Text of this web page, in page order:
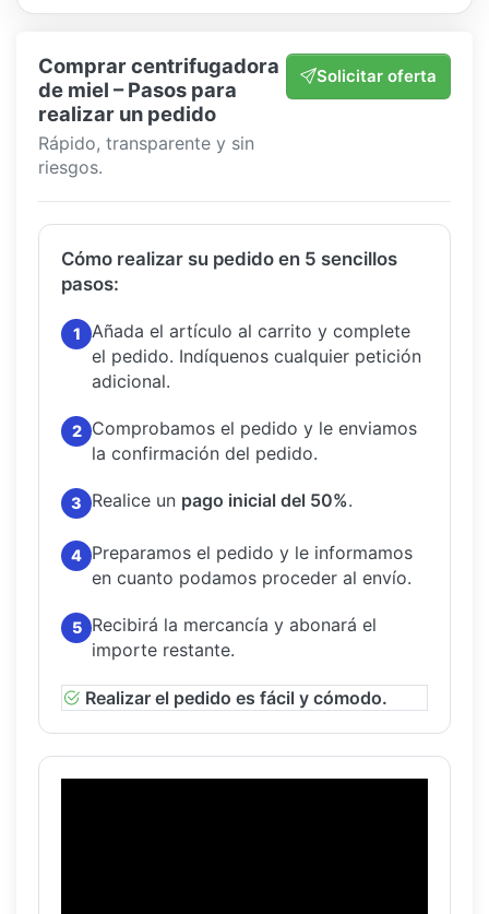
Comprar centrifugadora
de miel – Pasos para
realizar un pedido
Rápido, transparente y sin
riesgos.
Solicitar oferta
Cómo realizar su pedido en 5 sencillos
pasos:
1
Añada el artículo al carrito y complete
el pedido. Indíquenos cualquier petición
adicional.
2
Comprobamos el pedido y le enviamos
la confirmación del pedido.
3 Realice un pago inicial del 50%.
4 Preparamos el pedido y le informamos
en cuanto podamos proceder al envío.
5
Recibirá la mercancía y abonará el
importe restante.
Realizar el pedido es fácil y cómodo.